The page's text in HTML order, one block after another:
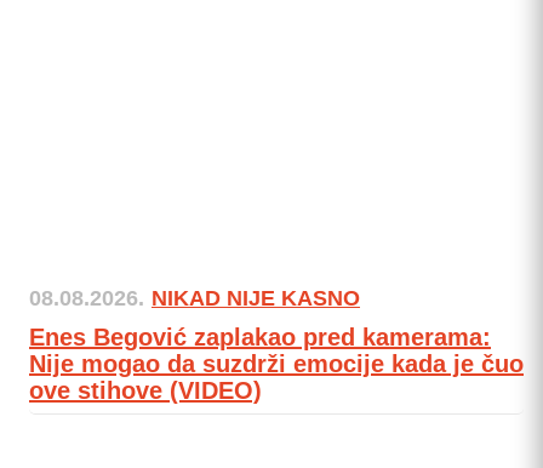
08.08.2026. NIKAD NIJE KASNO
Enes Begović zaplakao pred kamerama:
Nije mogao da suzdrži emocije kada je čuo
ove stihove (VIDEO)